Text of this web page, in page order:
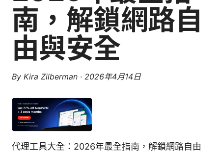
南，解鎖網路自
由與安全
By Kira Zilberman · 2026年4月14日
代理工具大全：2026年最全指南，解鎖網路自由